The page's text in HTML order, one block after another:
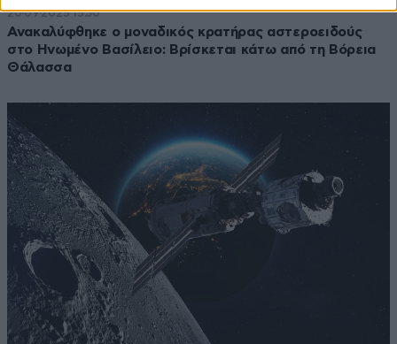
20·09·2025 15:30
Ανακαλύφθηκε ο μοναδικός κρατήρας αστεροειδούς
στο Ηνωμένο Βασίλειο: Βρίσκεται κάτω από τη Βόρεια
Θάλασσα